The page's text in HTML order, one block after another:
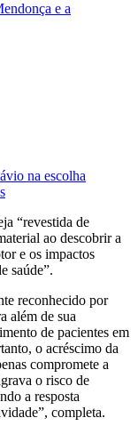
e a
na escolha
“revestida de
ao descobrir a
e os impactos
saúde”.
reconhecido por
além de sua
de pacientes em
o acréscimo da
compromete a
o risco de
a resposta
completa.